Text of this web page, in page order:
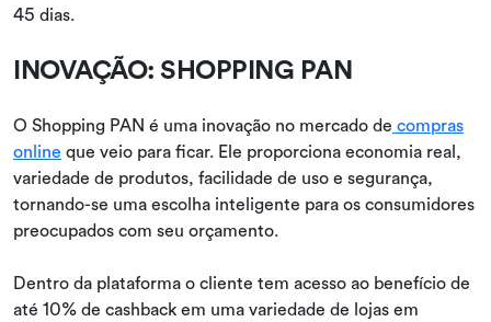
45 dias.
INOVAÇÃO: SHOPPING PAN
O Shopping PAN é uma inovação no mercado de compras
online que veio para ficar. Ele proporciona economia real,
variedade de produtos, facilidade de uso e segurança,
tornando-se uma escolha inteligente para os consumidores
preocupados com seu orçamento.
Dentro da plataforma o cliente tem acesso ao benefício de
até 10% de cashback em uma variedade de lojas em